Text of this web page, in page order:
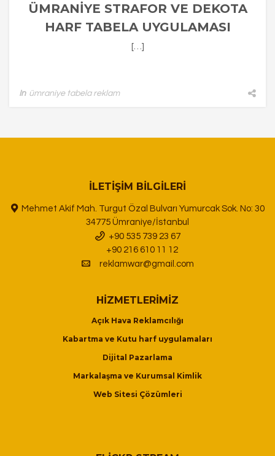
ÜMRANIYE STRAFOR VE DEKOTA
HARF TABELA UYGULAMASI
[…]
In ümraniye tabela reklam
İLETIŞIM BILGILERI
Mehmet Akif Mah. Turgut Özal Bulvarı Yumurcak Sok. No: 30
34775 Ümraniye/İstanbul
+90 535 739 23 67
+90 216 610 11 12
reklamwar@gmail.com
HIZMETLERIMIZ
Açık Hava Reklamcılığı
Kabartma ve Kutu harf uygulamaları
Dijital Pazarlama
Markalaşma ve Kurumsal Kimlik
Web Sitesi Çözümleri